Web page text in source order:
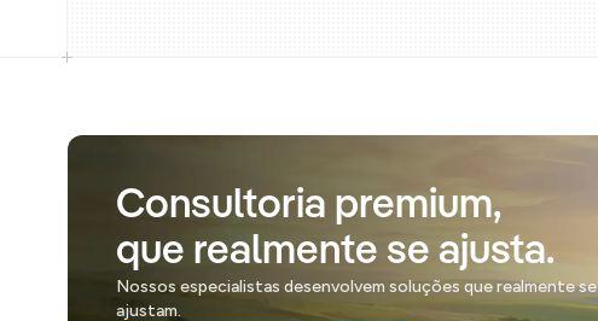
Consultoria premium,
que realmente se ajusta.
Nossos especialistas desenvolvem soluções que realmente se
ajustam.